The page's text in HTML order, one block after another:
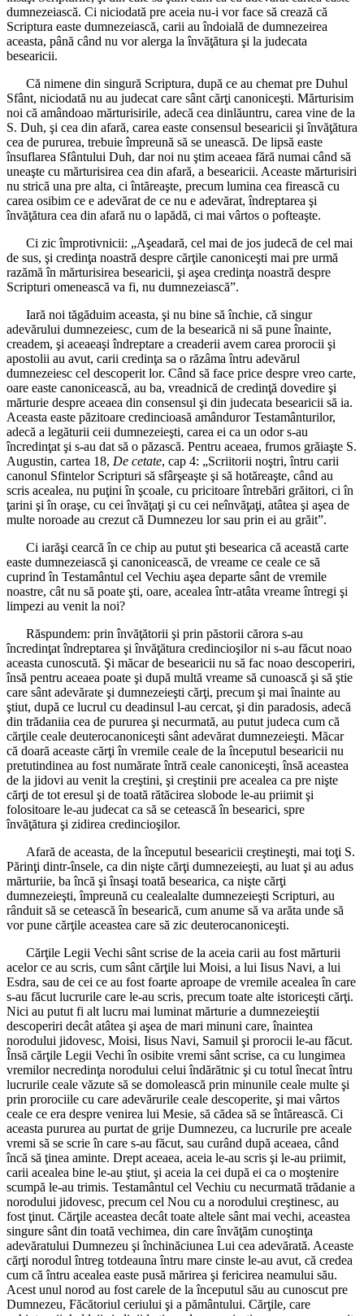
dumnezeiască. Ci niciodată pre aceia nu-i vor face să crează că
Scriptura easte dumnezeiască, carii au îndoială de dumnezeirea
aceasta, până când nu vor alerga la învăţătura şi la judecata
besearicii.
Că nimene din singură Scriptura, după ce au chemat pre Duhul
Sfânt, niciodată nu au judecat care sânt cărţi canoniceşti. Mărturisim
noi că amândoao mărturisirile, adecă cea dinlăuntru, carea vine de la
S. Duh, şi cea din afară, carea easte consensul besearicii şi învăţătura
cea de pururea, trebuie împreună să se unească. De lipsă easte
însuflarea Sfântului Duh, dar noi nu ştim aceaea fără numai când să
uneaşte cu mărturisirea cea din afară, a besearicii. Aceaste mărturisiri
nu strică una pre alta, ci întăreaşte, precum lumina cea firească cu
carea osibim ce e adevărat de ce nu e adevărat, îndreptarea şi
învăţătura cea din afară nu o lapădă, ci mai vârtos o pofteaşte.
Ci zic împrotivnicii: „Aşeadară, cel mai de jos judecă de cel mai
de sus, şi credinţa noastră despre cărţile canoniceşti mai pre urmă
razămă în mărturisirea besearicii, şi aşea credinţa noastră despre
Scripturi omenească va fi, nu dumnezeiască”.
Iară noi tăgăduim aceasta, şi nu bine să închie, că singur
adevărului dumnezeiesc, cum de la besearică ni să pune înainte,
creadem, şi aceaeaşi îndreptare a creaderii avem carea prorocii şi
apostolii au avut, carii credinţa sa o răzâma întru adevărul
dumnezeiesc cel descoperit lor. Când să face price despre vreo carte,
oare easte canonicească, au ba, vreadnică de credinţă dovedire şi
mărturie despre aceaea din consensul şi din judecata besearicii să ia.
Aceasta easte păzitoare credincioasă amânduror Testamânturilor,
adecă a legăturii ceii dumnezeieşti, carea ei ca un odor s-au
încredinţat şi s-au dat să o păzască. Pentru aceaea, frumos grăiaşte S.
Augustin, cartea 18, De cetate, cap 4: „Scriitorii noştri, întru carii
canonul Sfintelor Scripturi să sfârşeaşte şi să hotăreaşte, când au
scris acealea, nu puţini în şcoale, cu pricitoare întrebări grăitori, ci în
ţarini şi în oraşe, cu cei învăţaţi şi cu cei neînvăţaţi, atâtea şi aşea de
multe noroade au crezut că Dumnezeu lor sau prin ei au grăit”.
Ci iarăşi cearcă în ce chip au putut şti besearica că această carte
easte dumnezeiască şi canonicească, de vreame ce ceale ce să
cuprind în Testamântul cel Vechiu aşea departe sânt de vremile
noastre, cât nu să poate şti, oare, acealea într-atâta vreame întregi şi
limpezi au venit la noi?
Răspundem: prin învăţătorii şi prin păstorii cărora s-au
încredinţat îndreptarea şi învăţătura credincioşilor ni s-au făcut noao
aceasta cunoscută. Şi măcar de besearicii nu să fac noao descoperiri,
însă pentru aceaea poate şi după multă vreame să cunoască şi să ştie
care sânt adevărate şi dumnezeieşti cărţi, precum şi mai înainte au
ştiut, după ce lucrul cu deadinsul l-au cercat, şi din paradosis, adecă
din trădaniia cea de pururea şi necurmată, au putut judeca cum că
cărţile ceale deuterocanoniceşti sânt adevărat dumnezeieşti. Măcar
că doară aceaste cărţi în vremile ceale de la începutul besearicii nu
pretutindinea au fost numărate întră ceale canoniceşti, însă aceastea
de la jidovi au venit la creştini, şi creştinii pre acealea ca pre nişte
cărţi de tot eresul şi de toată rătăcirea slobode le-au priimit şi
folositoare le-au judecat ca să se cetească în besearici, spre
învăţătura şi zidirea credincioşilor.
Afară de aceasta, de la începutul besearicii creştineşti, mai toţi S.
Părinţi dintr-însele, ca din nişte cărţi dumnezeieşti, au luat şi au adus
mărturiie, ba încă şi însaşi toată besearica, ca nişte cărţi
dumnezeieşti, împreună cu cealealalte dumnezeieşti Scripturi, au
rânduit să se cetească în besearică, cum anume să va arăta unde să
vor pune cărţile aceastea care să zic deuterocanoniceşti.
Cărţile Legii Vechi sânt scrise de la aceia carii au fost mărturii
acelor ce au scris, cum sânt cărţile lui Moisi, a lui Iisus Navi, a lui
Esdra, sau de cei ce au fost foarte aproape de vremile acealea în care
s-au făcut lucrurile care le-au scris, precum toate alte istoriceşti cărţi.
Nici au putut fi alt lucru mai luminat mărturie a dumnezeieştii
descoperiri decât atâtea şi aşea de mari minuni care, înaintea
norodului jidovesc, Moisi, Iisus Navi, Samuil şi prorocii le-au făcut.
Însă cărţile Legii Vechi în osibite vremi sânt scrise, ca cu lungimea
vremilor necredinţa norodului celui îndărătnic şi cu totul înecat întru
lucrurile ceale văzute să se domolească prin minunile ceale multe şi
prin prorociile cu care adevărurile ceale descoperite, şi mai vârtos
ceale ce era despre venirea lui Mesie, să cădea să se întărească. Ci
aceasta pururea au purtat de grije Dumnezeu, ca lucrurile pre aceale
vremi să se scrie în care s-au făcut, sau curând după aceaea, când
încă să ţinea aminte. Drept aceaea, aceia le-au scris şi le-au priimit,
carii acealea bine le-au ştiut, şi aceia la cei după ei ca o moştenire
scumpă le-au trimis. Testamântul cel Vechiu cu necurmată trădanie a
norodului jidovesc, precum cel Nou cu a norodului creştinesc, au
fost ţinut. Cărţile aceastea decât toate altele sânt mai vechi, aceastea
singure sânt din toată vechimea, din care învăţăm cunoştinţa
adevăratului Dumnezeu şi închinăciunea Lui cea adevărată. Aceaste
cărţi norodul întreg totdeauna întru mare cinste le-au avut, că credea
cum că întru acealea easte pusă mărirea şi fericirea neamului său.
Acest unul norod au fost carele de la începutul său au cunoscut pre
Dumnezeu, Făcătoriul ceriului şi a pământului. Cărţile, care